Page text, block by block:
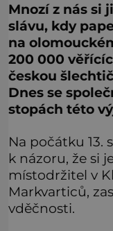
Mnozí z nás si
slávu, kdy
na
200 000
českou
Dnes se
stopách této
Na počátku 13.
k názoru, že si
místodržitel v
Markvarticů,
vděčnosti.